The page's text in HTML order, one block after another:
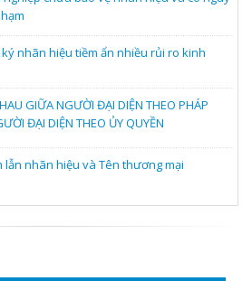
nhãn hiệu tiềm ẩn nhiều rủi ro kinh
GIỮA NGƯỜI ĐẠI DIỆN THEO PHÁP
ĐẠI DIỆN THEO ỦY QUYỀN
lẫn nhãn hiệu và Tên thương mại